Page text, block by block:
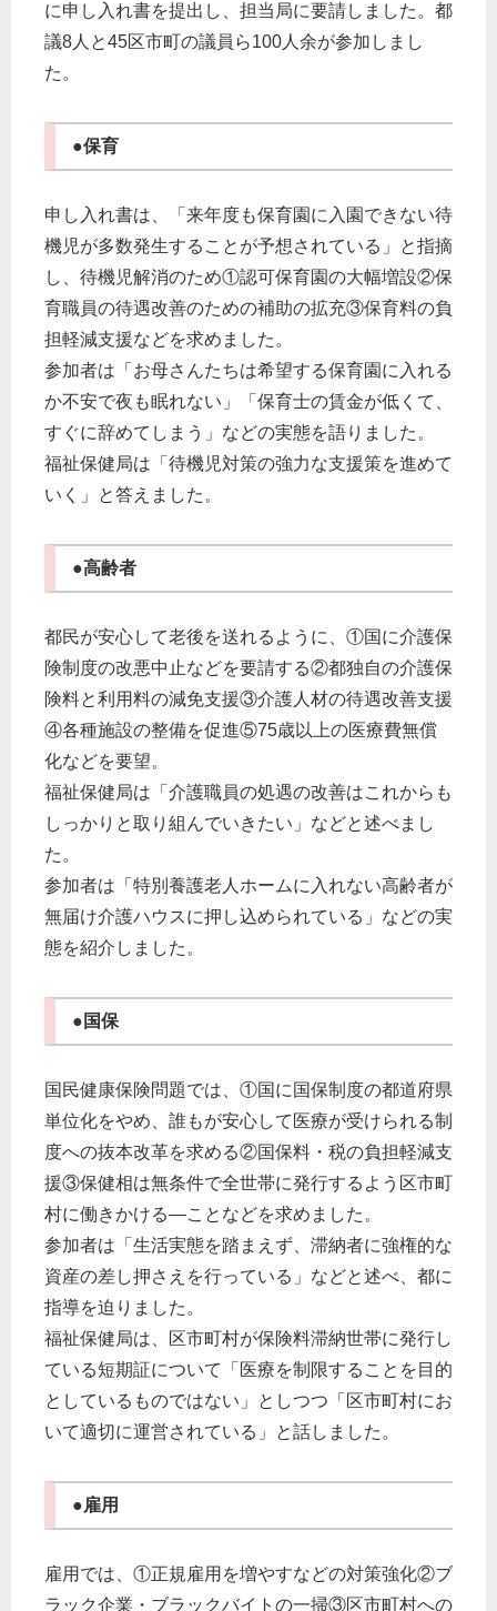
に申し入れ書を提出し、担当局に要請しました。都
議8人と45区市町の議員ら100人余が参加しまし
た。
●保育
申し入れ書は、「来年度も保育園に入園できない待
機児が多数発生することが予想されている」と指摘
し、待機児解消のため①認可保育園の大幅増設②保
育職員の待遇改善のための補助の拡充③保育料の負
担軽減支援などを求めました。
参加者は「お母さんたちは希望する保育園に入れる
か不安で夜も眠れない」「保育士の賃金が低くて、
すぐに辞めてしまう」などの実態を語りました。
福祉保健局は「待機児対策の強力な支援策を進めて
いく」と答えました。
●高齢者
都民が安心して老後を送れるように、①国に介護保
険制度の改悪中止などを要請する②都独自の介護保
険料と利用料の減免支援③介護人材の待遇改善支援
④各種施設の整備を促進⑤75歳以上の医療費無償
化などを要望。
福祉保健局は「介護職員の処遇の改善はこれからも
しっかりと取り組んでいきたい」などと述べまし
た。
参加者は「特別養護老人ホームに入れない高齢者が
無届け介護ハウスに押し込められている」などの実
態を紹介しました。
●国保
国民健康保険問題では、①国に国保制度の都道府県
単位化をやめ、誰もが安心して医療が受けられる制
度への抜本改革を求める②国保料・税の負担軽減支
援③保健相は無条件で全世帯に発行するよう区市町
村に働きかける―ことなどを求めました。
参加者は「生活実態を踏まえず、滞納者に強権的な
資産の差し押さえを行っている」などと述べ、都に
指導を迫りました。
福祉保健局は、区市町村が保険料滞納世帯に発行し
ている短期証について「医療を制限することを目的
としているものではない」としつつ「区市町村にお
いて適切に運営されている」と話しました。
●雇用
雇用では、①正規雇用を増やすなどの対策強化②ブ
ラック企業・ブラックバイトの一掃③区市町村への